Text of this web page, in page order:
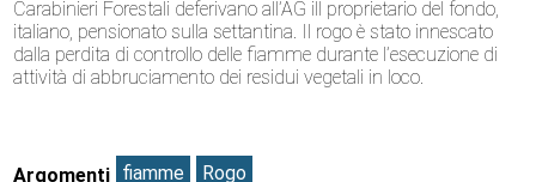
Carabinieri Forestali deferivano all’AG ill proprietario del fondo,
italiano, pensionato sulla settantina. Il rogo è stato innescato
dalla perdita di controllo delle fiamme durante l’esecuzione di
attività di abbruciamento dei residui vegetali in loco.
Argomenti fiamme Rogo